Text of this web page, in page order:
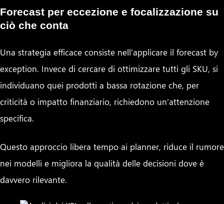
Forecast per eccezione e focalizzazione su
ciò che conta
Una strategia efficace consiste nell’applicare il forecast by
exception. Invece di cercare di ottimizzare tutti gli SKU, si
individuano quei prodotti a bassa rotazione che, per
criticità o impatto finanziario, richiedono un’attenzione
specifica.
Questo approccio libera tempo ai planner, riduce il rumore
nei modelli e migliora la qualità delle decisioni dove è
davvero rilevante.